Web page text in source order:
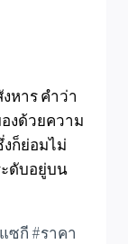
หาร คำว่า
งด้วยความ
ก็ย่อมไม่
ะดับอยู่บน
ซกี #ราคา